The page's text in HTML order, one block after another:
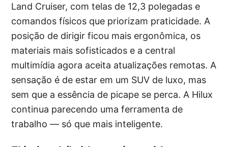
Land Cruiser, com telas de 12,3 polegadas e
comandos físicos que priorizam praticidade. A
posição de dirigir ficou mais ergonômica, os
materiais mais sofisticados e a central
multimídia agora aceita atualizações remotas. A
sensação é de estar em um SUV de luxo, mas
sem que a essência de picape se perca. A Hilux
continua parecendo uma ferramenta de
trabalho — só que mais inteligente.